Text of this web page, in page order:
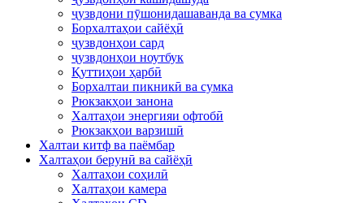
ҷузвдони пӯшонидашаванда ва сумка
Борхалтаҳои сайёҳӣ
ҷузвдонҳои сард
ҷузвдонҳои ноутбук
Қуттиҳои ҳарбӣ
Борхалтаи пикникӣ ва сумка
Рюкзакҳои занона
Халтаҳои энергияи офтобӣ
Рюкзакҳои варзишӣ
Халтаи китф ва паёмбар
Халтаҳои берунӣ ва сайёҳӣ
Халтаҳои соҳилӣ
Халтаҳои камера